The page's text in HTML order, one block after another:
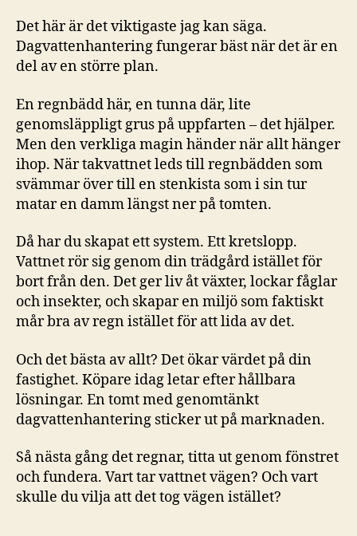
Det här är det viktigaste jag kan säga.
Dagvattenhantering fungerar bäst när det är en
del av en större plan.
En regnbädd här, en tunna där, lite
genomsläppligt grus på uppfarten – det hjälper.
Men den verkliga magin händer när allt hänger
ihop. När takvattnet leds till regnbädden som
svämmar över till en stenkista som i sin tur
matar en damm längst ner på tomten.
Då har du skapat ett system. Ett kretslopp.
Vattnet rör sig genom din trädgård istället för
bort från den. Det ger liv åt växter, lockar fåglar
och insekter, och skapar en miljö som faktiskt
mår bra av regn istället för att lida av det.
Och det bästa av allt? Det ökar värdet på din
fastighet. Köpare idag letar efter hållbara
lösningar. En tomt med genomtänkt
dagvattenhantering sticker ut på marknaden.
Så nästa gång det regnar, titta ut genom fönstret
och fundera. Vart tar vattnet vägen? Och vart
skulle du vilja att det tog vägen istället?